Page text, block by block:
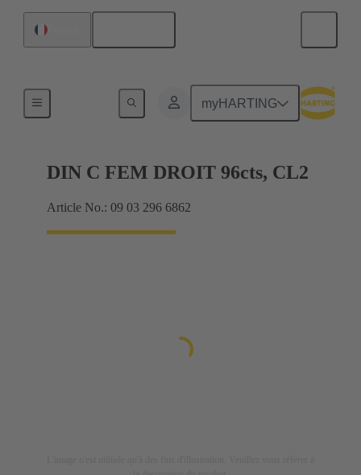
myHARTING
Raccordement carte mère à carte fille
DIN C FEM DROIT 96cts, CL2
Article No.: 09 03 296 6862